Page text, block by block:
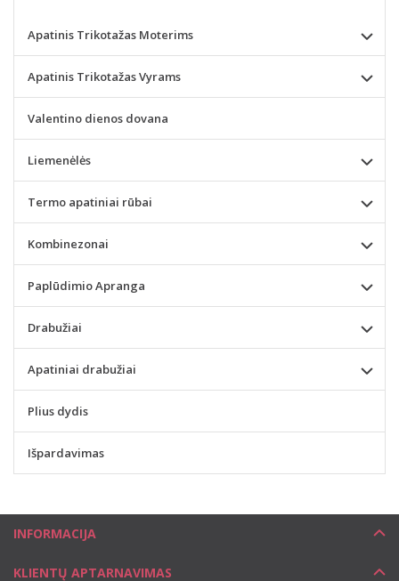
Apatinis Trikotažas Moterims
Apatinis Trikotažas Vyrams
Valentino dienos dovana
Liemenėlės
Termo apatiniai rūbai
Kombinezonai
Paplūdimio Apranga
Drabužiai
Apatiniai drabužiai
Plius dydis
Išpardavimas
INFORMACIJA
KLIENTŲ APTARNAVIMAS